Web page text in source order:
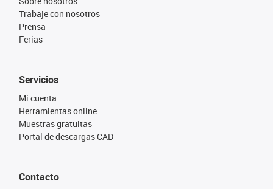
Trabaje con nosotros
Prensa
Ferias
Servicios
Mi cuenta
Herramientas online
Muestras gratuitas
Portal de descargas CAD
Contacto